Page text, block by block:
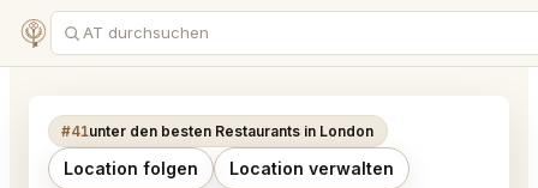
#41unter den besten Restaurants in London
Location folgen Location verwalten